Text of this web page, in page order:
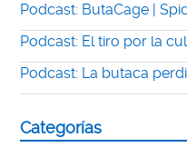
Podcast: ButaCage |
Podcast: El tiro por la
Podcast: La butaca
Categorías